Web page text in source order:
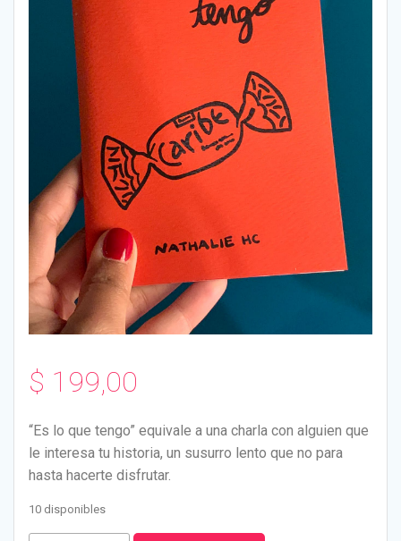
$ 199,00
“Es lo que tengo” equivale a una charla con alguien que
le interesa tu historia, un susurro lento que no para
hasta hacerte disfrutar.
10 disponibles